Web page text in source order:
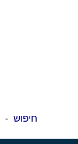
חיפוש -